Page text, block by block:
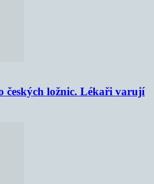
českých ložnic. Lékaři varují